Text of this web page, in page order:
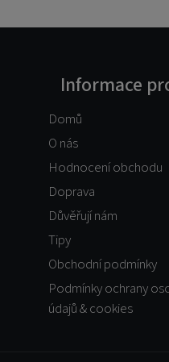
Informace
Domů
O nás
Hodnocení obchodu
Doprava
Důvěřují nám
Tipy
Obchodní podmínky
Podmínky ochrany
údajů & cookies